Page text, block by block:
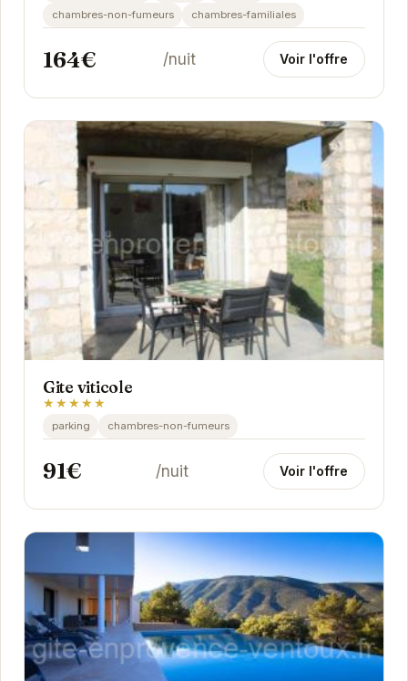
chambres-non-fumeurs
chambres-familiales
164€ /nuit Voir l'offre
Gite viticole
★★★★★
parking chambres-non-fumeurs
91€ /nuit Voir l'offre